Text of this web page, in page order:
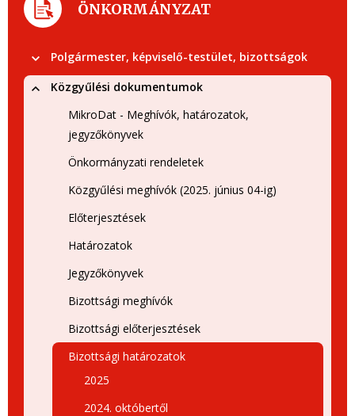
ÖNKORMÁNYZAT
Polgármester, képviselő-testület, bizottságok
Közgyűlési dokumentumok
MikroDat - Meghívók, határozatok,
jegyzőkönyvek
Önkormányzati rendeletek
Közgyűlési meghívók (2025. június 04-ig)
Előterjesztések
Határozatok
Jegyzőkönyvek
Bizottsági meghívók
Bizottsági előterjesztések
Bizottsági határozatok
2025
2024. októbertől